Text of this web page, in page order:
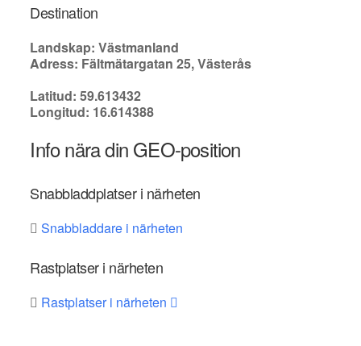
Destination
Landskap: Västmanland
Adress: Fältmätargatan 25, Västerås
Latitud: 59.613432
Longitud: 16.614388
Info nära din GEO-position
Snabbladdplatser i närheten
Snabbladdare i närheten
Rastplatser i närheten
Rastplatser i närheten